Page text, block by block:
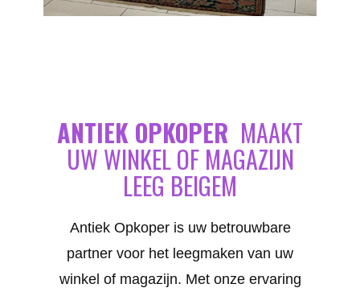
ANTIEK OPKOPER MAAKT
UW WINKEL OF MAGAZIJN
LEEG BEIGEM
Antiek Opkoper is uw betrouwbare
partner voor het leegmaken van uw
winkel of magazijn. Met onze ervaring